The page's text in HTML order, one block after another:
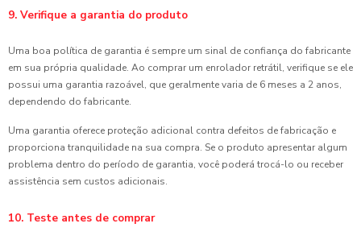
9. Verifique a garantia do produto
Uma boa política de garantia é sempre um sinal de confiança do fabricante
em sua própria qualidade. Ao comprar um enrolador retrátil, verifique se ele
possui uma garantia razoável, que geralmente varia de 6 meses a 2 anos,
dependendo do fabricante.
Uma garantia oferece proteção adicional contra defeitos de fabricação e
proporciona tranquilidade na sua compra. Se o produto apresentar algum
problema dentro do período de garantia, você poderá trocá-lo ou receber
assistência sem custos adicionais.
10. Teste antes de comprar